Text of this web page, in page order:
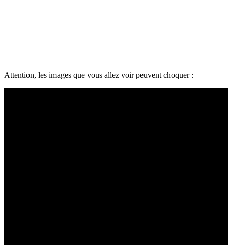
Attention, les images que vous allez voir peuvent choquer :